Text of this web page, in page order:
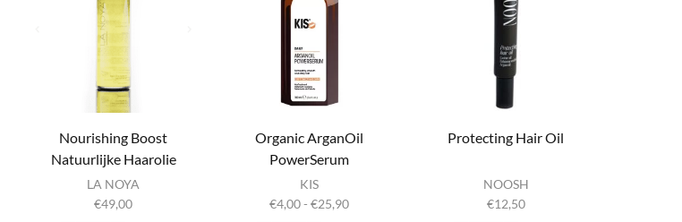
aantal
aantal
Nourishing Boost
Natuurlijke Haarolie
LA NOYA
€49,00
Organic ArganOil
PowerSerum
KIS
€4,00 - €25,90Prijsklasse:
heeft
meerdere
Protecting Hair Oil
NOOSH
€12,50